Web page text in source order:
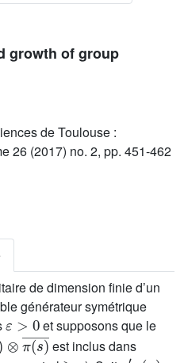
growth of group
de Toulouse :
26 (2017) no. 2, pp. 451-462
de dimension finie d’un
générateur symétrique
ε>0
et supposons que le
⊗ π(s)¯
est inclus dans
≥ε rN )